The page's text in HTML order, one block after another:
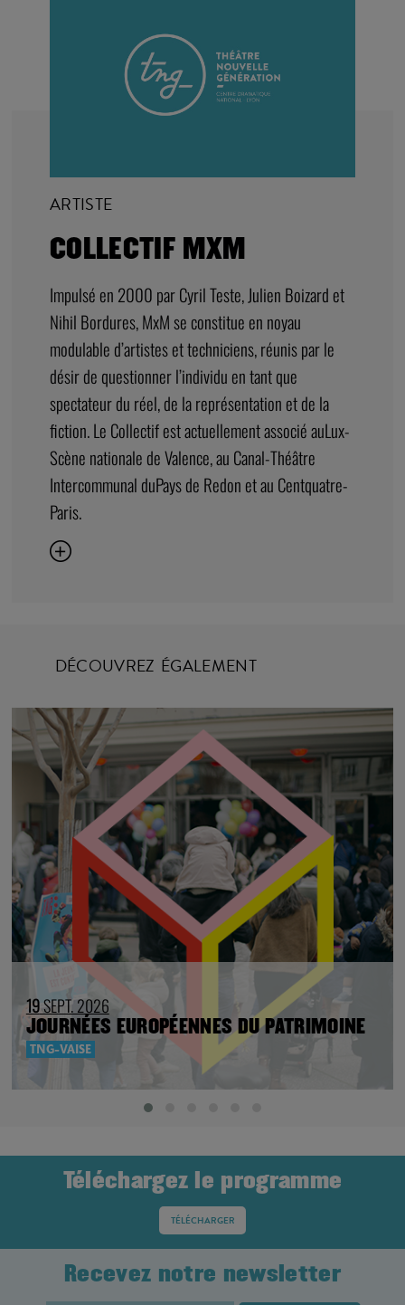
ARTISTE
COLLECTIF MXM
Impulsé en 2000 par Cyril Teste, Julien Boizard et
Nihil Bordures, MxM se constitue en noyau
modulable d’artistes et techniciens, réunis par le
désir de questionner l’individu en tant que
spectateur du réel, de la représentation et de la
fiction. Le Collectif est actuellement associé auLux-
Scène nationale de Valence, au Canal-Théâtre
Intercommunal duPays de Redon et au Centquatre-
Paris.
DÉCOUVREZ ÉGALEMENT
19SEPT. 2026
JOURNÉES EUROPÉENNES DU PATRIMOINE
TNG-VAISE
Téléchargez le programme
TÉLÉCHARGER
Recevez notre newsletter